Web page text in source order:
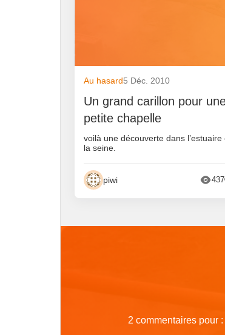
Au hasard5 Déc. 2010
Un grand carillon pour
petite chapelle
voilà une découverte dans l’estuaire
la seine.
piwi 437
2 commentaires pour :